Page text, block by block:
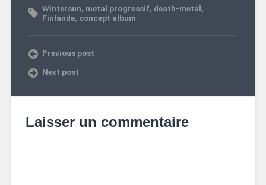
Wintersun, metal progressif, death-metal,
Finlande, concept album
Previous post
Next post
Laisser un commentaire